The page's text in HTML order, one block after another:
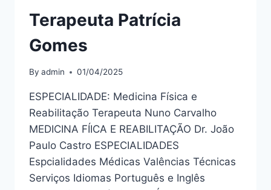
Terapeuta Patrícia
Gomes
By admin 01/04/2025
ESPECIALIDADE: Medicina Física e
Reabilitação Terapeuta Nuno Carvalho
MEDICINA FÍICA E REABILITAÇÃO Dr. João
Paulo Castro ESPECIALIDADES
Espcialidades Médicas Valências Técnicas
Serviços Idiomas Português e Inglês